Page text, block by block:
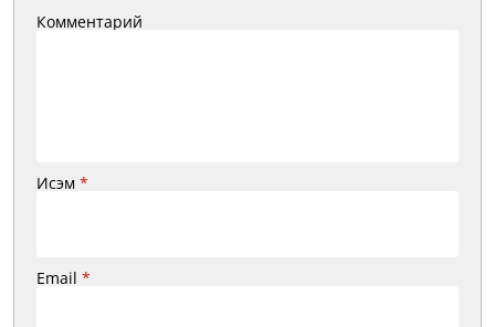
Комментарий
Исэм *
Email *